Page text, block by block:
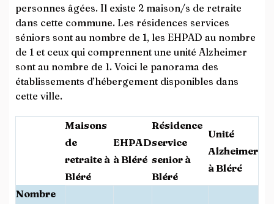
personnes âgées. Il existe 2 maison/s de retraite
dans cette commune. Les résidences services
séniors sont au nombre de 1, les EHPAD au nombre
de 1 et ceux qui comprennent une unité Alzheimer
sont au nombre de 1. Voici le panorama des
établissements d’hébergement disponibles dans
cette ville.
Maisons
de
retraite à
Bléré
EHPAD
à Bléré
Résidence
service
senior à
Bléré
Unité
Alzheimer
à Bléré
Nombre